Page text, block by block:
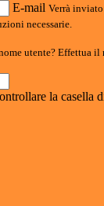
E-mail Verrà
necessarie.
utente? Effettua il
la casella